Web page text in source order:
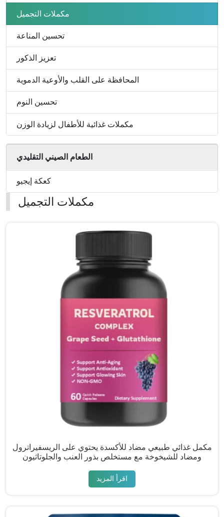
مكملات التجميل
تحسين المناعة
تعزيز الذكور
المحافظة على القلب والأوعية الدموية
تحسين النوم
مكملات غذائية للأطفال لزيادة الوزن
الطعام الصيني التقليدي
كعكة إيجيو
مكملات التجميل
مكمل غذائي طبيعي مضاد للأكسدة يحتوي على الريسفيراترول
ومضاد للشيخوخة مع مستخلص بذور العنب والجلوتاثيون
اقرأ المزيد